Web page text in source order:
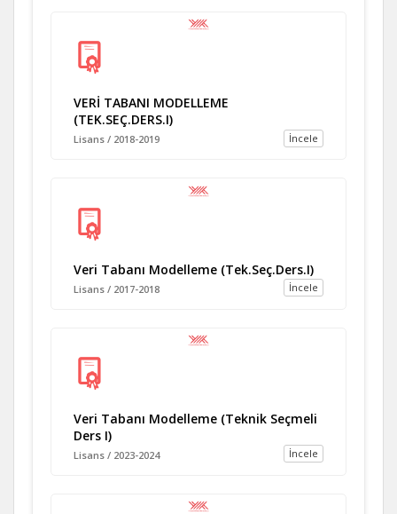
VERİ TABANI MODELLEME
(TEK.SEÇ.DERS.I)
İncele
Lisans / 2018-2019
Veri Tabanı Modelleme (Tek.Seç.Ders.I)
İncele
Lisans / 2017-2018
Veri Tabanı Modelleme (Teknik Seçmeli
Ders I)
İncele
Lisans / 2023-2024